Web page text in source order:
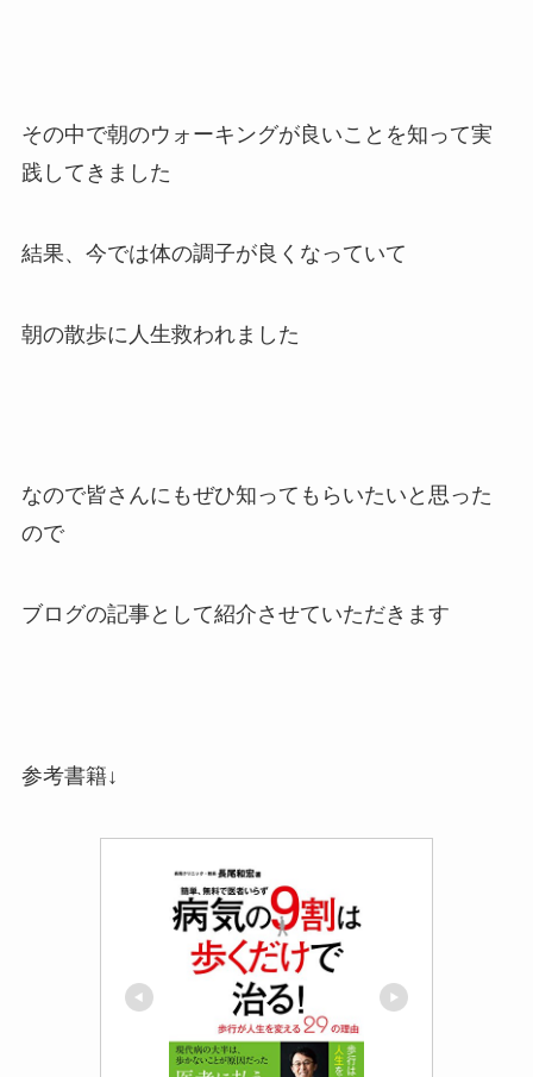
その中で朝のウォーキングが良いことを知って実
践してきました
結果、今では体の調子が良くなっていて
朝の散歩に人生救われました
なので皆さんにもぜひ知ってもらいたいと思った
ので
ブログの記事として紹介させていただきます
参考書籍↓